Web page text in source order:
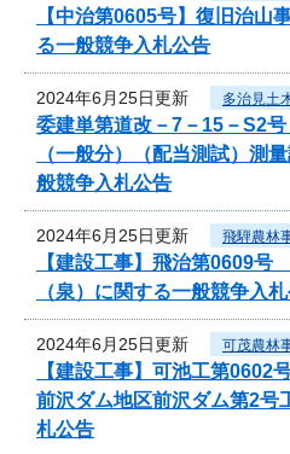
【中治第0605号】復旧治
る一般競争入札公告
2024年6月25日更新 多治見土
委建単第道改－7－15－S2
（一般分）（配当測試）測
般競争入札公告
2024年6月25日更新 飛騨農林
【建設工事】飛治第0609
（泉）に関する一般競争入
2024年6月25日更新 可茂農林
【建設工事】可池工第0602
前沢ダム地区前沢ダム第2号
札公告